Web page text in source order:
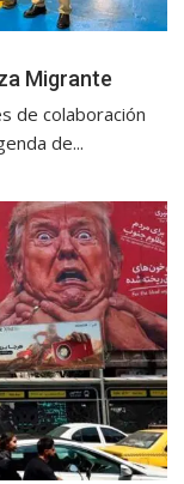
Migrante
de colaboración
de...